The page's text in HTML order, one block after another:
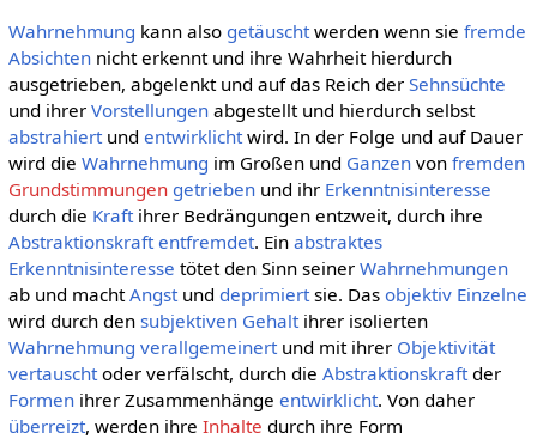
Wahrnehmung kann also getäuschtwerden wenn sie fremde
Absichtennicht erkennt und ihre Wahrheit hierdurch
ausgetrieben, abgelenkt und auf das Reich der Sehnsüchte
und ihrer Vorstellungenabgestellt und hierdurch selbst
abstrahiertund entwirklichtwird. In der Folge und auf Dauer
wird die Wahrnehmung im Großen und Ganzenvon fremden
Grundstimmungen getriebenund ihr Erkenntnisinteresse
durch die Kraftihrer Bedrängungen entzweit, durch ihre
Abstraktionskraft entfremdet. Ein abstraktes
Erkenntnisinteresse tötet den Sinn seiner Wahrnehmungen
ab und machtAngstund deprimiertsie. Das objektiv Einzelne
wird durch den subjektiven Gehaltihrer isolierten
Wahrnehmung verallgemeinertund mit ihrer Objektivität
vertauschtoder verfälscht, durch die Abstraktionskraftder
Formenihrer Zusammenhänge entwirklicht. Von daher
überreizt, werden ihre Inhalte durch ihre Form